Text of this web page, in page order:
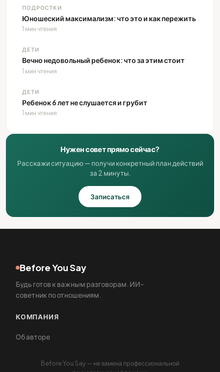
ПОДРОСТКИ
Юношеский максимализм: что это и как пережить
1 мин чтения
ДЕТИ
Вечно недовольный ребенок: что за этим стоит
1 мин чтения
ДЕТИ
Ребенок 6 лет не слушается и грубит
1 мин чтения
Нужен совет прямо сейчас?
Расскажи ситуацию — получи конкретный план действий
за 2 минуты.
Записаться
Before You Say
Будь готов к важным разговорам. ИИ-
советник по отношениям.
КОМПАНИЯ
Об авторе
Before You Say — не замена профессиональной